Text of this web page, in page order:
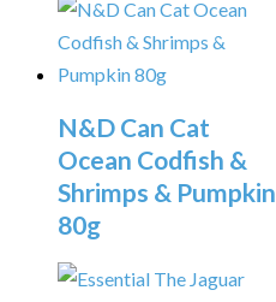
N&D Can Cat
Ocean Codfish &
Shrimps & Pumpkin
80g